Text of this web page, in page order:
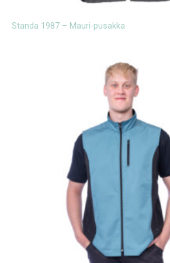
Standa 1987 – Mauri-pusakka